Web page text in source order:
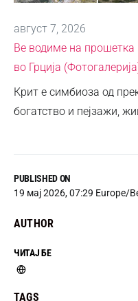
PUBLISHED ON
19 мај 2026, 07:29 Europe/
AUTHOR
ЧИТАЈ БЕ
TAGS
август 7, 2026
Ве водиме на прошетка
во Грција
Крит е симбиоза од
богатство и пејзажи,